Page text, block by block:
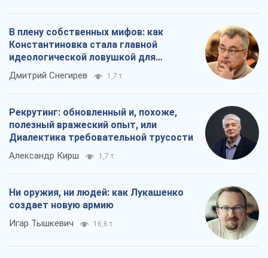
В плену собственных мифов: как
Константиновка стала главной
идеологической ловушкой для
российских оккупантов
Дмитрий Снегирев 1,7 т.
Рекрутинг: обновленный и, похоже,
полезный вражеский опыт, или
Диалектика требовательной трусости
Александр Кирш 1,7 т.
Ни оружия, ни людей: как Лукашенко
создает новую армию
Игар Тышкевич 16,6 т.